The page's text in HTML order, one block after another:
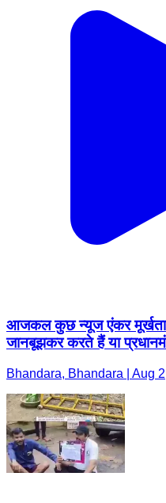
आजकल कुछ न्यूज एंकर
जानबूझकर करते हैं या
Bhandara, Bhandara | Aug